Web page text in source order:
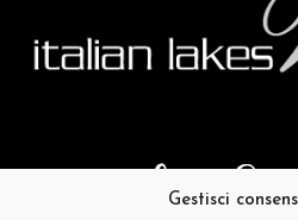
Gestisci